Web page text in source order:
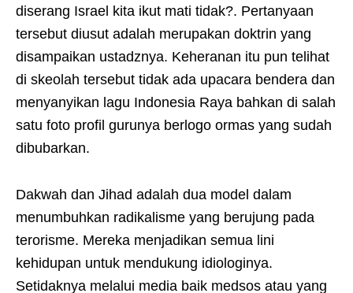
diserang Israel kita ikut mati tidak?. Pertanyaan
tersebut diusut adalah merupakan doktrin yang
disampaikan ustadznya. Keheranan itu pun telihat
di skeolah tersebut tidak ada upacara bendera dan
menyanyikan lagu Indonesia Raya bahkan di salah
satu foto profil gurunya berlogo ormas yang sudah
dibubarkan.
Dakwah dan Jihad adalah dua model dalam
menumbuhkan radikalisme yang berujung pada
terorisme. Mereka menjadikan semua lini
kehidupan untuk mendukung idiologinya.
Setidaknya melalui media baik medsos atau yang